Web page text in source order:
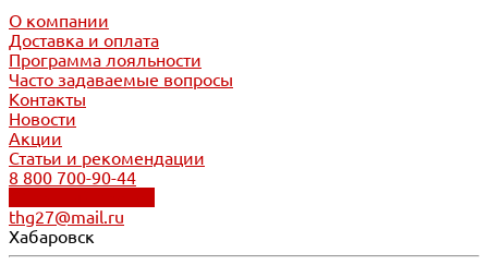
О компании
Доставка и оплата
Программа лояльности
Часто задаваемые вопросы
Контакты
Новости
Акции
Статьи и рекомендации
8 800 700-90-44
thg27@mail.ru
Хабаровск